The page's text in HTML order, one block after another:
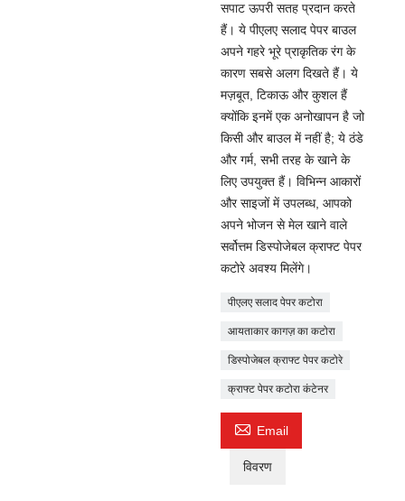
सपाट ऊपरी सतह प्रदान करते
हैं। ये पीएलए सलाद पेपर बाउल
अपने गहरे भूरे प्राकृतिक रंग के
कारण सबसे अलग दिखते हैं। ये
मज़बूत, टिकाऊ और कुशल हैं
क्योंकि इनमें एक अनोखापन है जो
किसी और बाउल में नहीं है; ये ठंडे
और गर्म, सभी तरह के खाने के
लिए उपयुक्त हैं। विभिन्न आकारों
और साइजों में उपलब्ध, आपको
अपने भोजन से मेल खाने वाले
सर्वोत्तम डिस्पोजेबल क्राफ्ट पेपर
कटोरे अवश्य मिलेंगे।
पीएलए सलाद पेपर कटोरा
आयताकार कागज़ का कटोरा
डिस्पोजेबल क्राफ्ट पेपर कटोरे
क्राफ्ट पेपर कटोरा कंटेनर
 Email
विवरण